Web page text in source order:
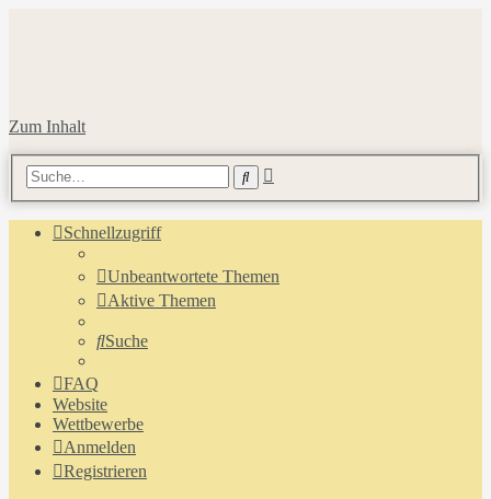
Zum Inhalt
Suche
Schnellzugriff
Unbeantwortete Themen
Aktive Themen
Suche
FAQ
Website
Wettbewerbe
Anmelden
Registrieren